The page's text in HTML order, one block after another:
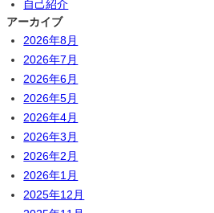
自己紹介
アーカイブ
2026年8月
2026年7月
2026年6月
2026年5月
2026年4月
2026年3月
2026年2月
2026年1月
2025年12月